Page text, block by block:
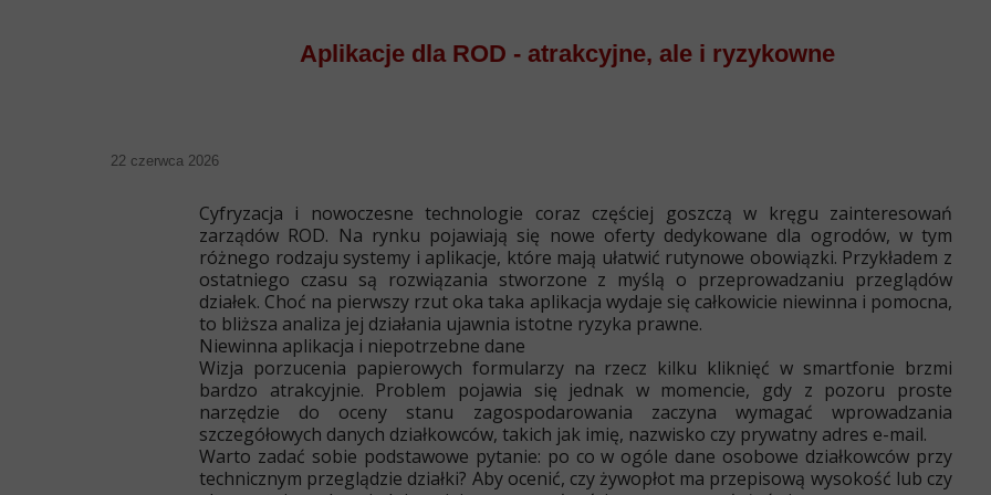
22 czerwca 2026
Cyfryzacja i nowoczesne technologie coraz częściej goszczą w kręgu zainteresowań
zarządów ROD. Na rynku pojawiają się nowe oferty dedykowane dla ogrodów, w tym
różnego rodzaju systemy i aplikacje, które mają ułatwić rutynowe obowiązki. Przykładem z
ostatniego czasu są rozwiązania stworzone z myślą o przeprowadzaniu przeglądów
działek. Choć na pierwszy rzut oka taka aplikacja wydaje się całkowicie niewinna i pomocna,
to bliższa analiza jej działania ujawnia istotne ryzyka prawne.
Niewinna aplikacja i niepotrzebne dane
Wizja porzucenia papierowych formularzy na rzecz kilku kliknięć w smartfonie brzmi
bardzo atrakcyjnie. Problem pojawia się jednak w momencie, gdy z pozoru proste
narzędzie do oceny stanu zagospodarowania zaczyna wymagać wprowadzania
szczegółowych danych działkowców, takich jak imię, nazwisko czy prywatny adres e-mail.
Warto zadać sobie podstawowe pytanie: po co w ogóle dane osobowe działkowców przy
technicznym przeglądzie działki? Aby ocenić, czy żywopłot ma przepisową wysokość lub czy
Aplikacje dla ROD - atrakcyjne, ale i ryzykowne